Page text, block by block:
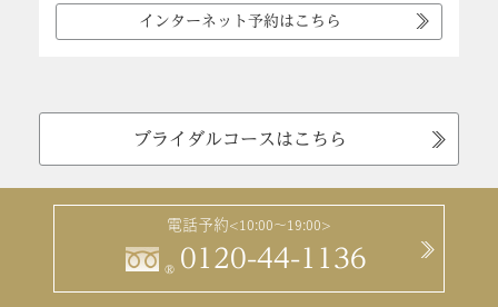
インターネット予約はこちら
ブライダルコースはこちら
電話予約<10:00～19:00>
® 0120-44-1136